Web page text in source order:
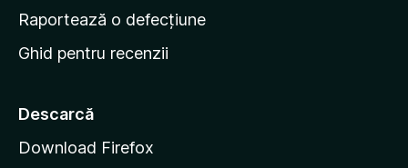
e
t
r
M
Raportează o defecțiune
Ghid pentru recenzii
Descarcă
Download Firefox